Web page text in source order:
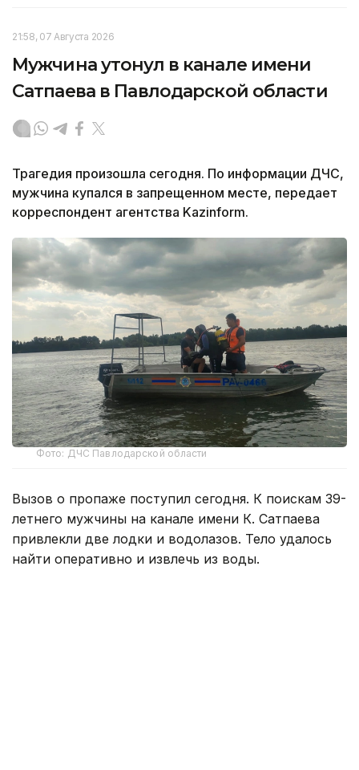
21:58, 07 Августа 2026
Мужчина утонул в канале имени
Сатпаева в Павлодарской области
Трагедия произошла сегодня. По информации ДЧС,
мужчина купался в запрещенном месте, передает
корреспондент агентства Kazinform.
Фото: ДЧС Павлодарской области
Вызов о пропаже поступил сегодня. К поискам 39-
летнего мужчины на канале имени К. Сатпаева
привлекли две лодки и водолазов. Тело удалось
найти оперативно и извлечь из воды.